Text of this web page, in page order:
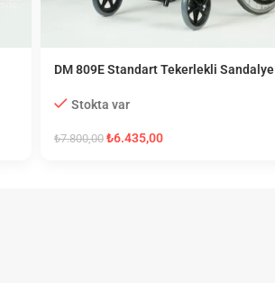
DM 809E Standart Tekerlekli Sandalye
Stokta var
₺7.800,00 ₺6.435,00